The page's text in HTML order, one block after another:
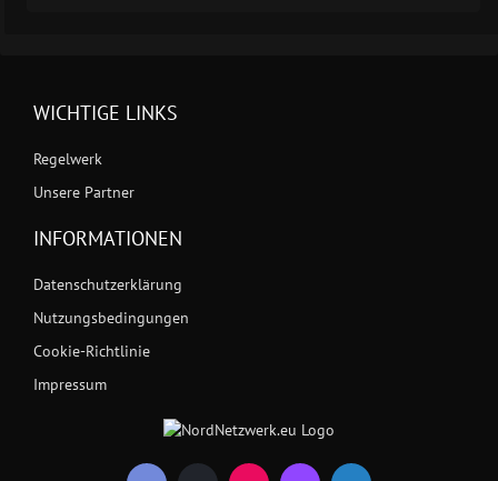
WICHTIGE LINKS
Regelwerk
Unsere Partner
INFORMATIONEN
Datenschutzerklärung
Nutzungsbedingungen
Cookie-Richtlinie
Impressum